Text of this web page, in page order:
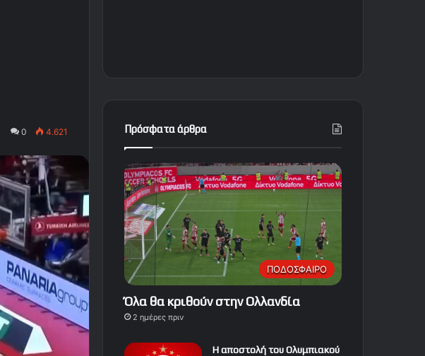
0 4.621 Πρόσφατα άρθρα
ΠΟΔΟΣΦΑΙΡΟ
Όλα θα κριθούν στην Ολλανδία
2 ημέρες πριν
Η αποστολή του Ολυμπιακού